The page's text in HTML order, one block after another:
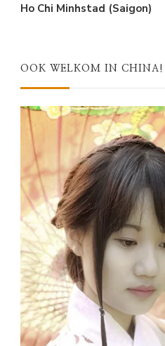
Ho Chi Minhstad (Saigon)
OOK WELKOM IN CHINA!